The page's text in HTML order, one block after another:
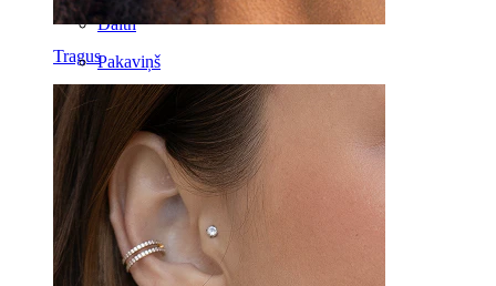
Tragus
Daith
Pakaviņš
Pīrsingu gredzens
Darbarīki
Izliekts stienītis
Auss ļipiņa
Titāns